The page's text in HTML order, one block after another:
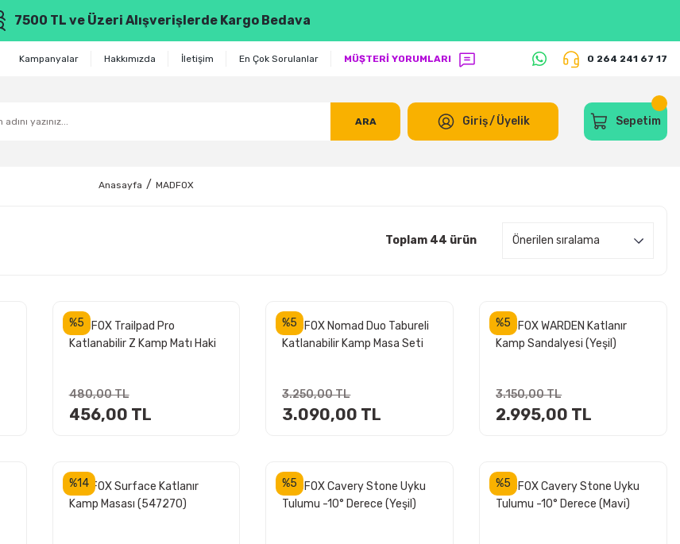
7500 TL ve Üzeri Alışverişlerde Kargo Bedava
Kampanyalar Hakkımızda İletişim En Çok Sorulanlar MÜŞTERİ YORUMLARI 0 264 241 67 17
ARA Giriş/Üyelik Sepetim
Anasayfa MADFOX
Toplam 44 ürün
%5
MADFOX Trailpad Pro
Katlanabilir Z Kamp Matı Haki
480,00 TL
456,00 TL
%5
MADFOX Nomad Duo Tabureli
Katlanabilir Kamp Masa Seti
3.250,00 TL
3.090,00 TL
%5
MADFOX WARDEN Katlanır
Kamp Sandalyesi (Yeşil)
3.150,00 TL
2.995,00 TL
%14
MADFOX Surface Katlanır
Kamp Masası (547270)
%5
MADFOX Cavery Stone Uyku
Tulumu -10° Derece (Yeşil)
%5
MADFOX Cavery Stone Uyku
Tulumu -10° Derece (Mavi)